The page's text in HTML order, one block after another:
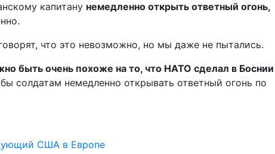
капитану немедленно открыть ответный огонь,
что это невозможно, но мы даже не пытались.
быть очень похоже на то, что НАТО сделал в Боснии
солдатам немедленно открывать ответный огонь по
США в Европе